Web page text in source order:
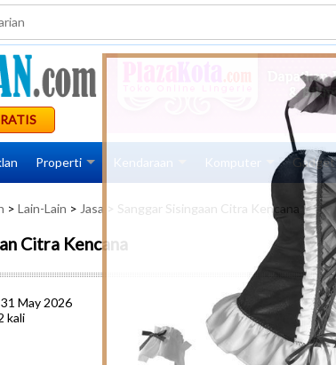
Properti Kendaraan Komputer Gadget
> Lain-Lain > Jasa > Sanggar Sisingaan Citra Kencana
Citra Kencana
May 2026
kali